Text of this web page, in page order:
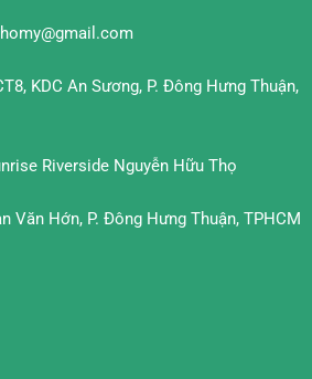
KDC An Sương, P. Đông Hưng Thuận,
Riverside Nguyễn Hữu Thọ
Văn Hớn, P. Đông Hưng Thuận, TPHCM